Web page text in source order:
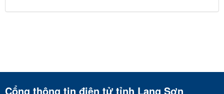
Cổng thông tin điện tử tỉnh Lạng Sơn